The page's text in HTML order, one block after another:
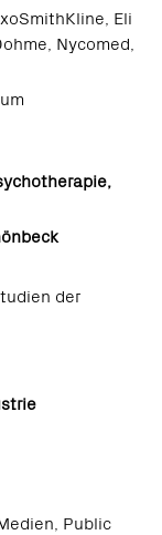
Eli
Nycomed,
der
Public